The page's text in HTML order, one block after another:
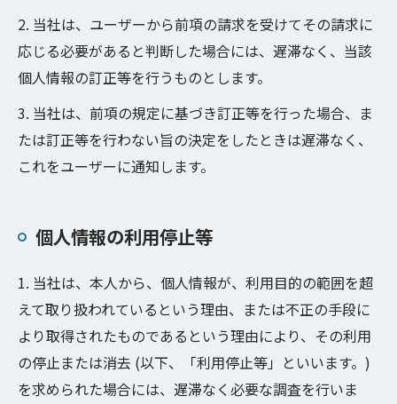
2. 当社は、ユーザーから前項の請求を受けてその請求に
応じる必要があると判断した場合には、遅滞なく、当該
個人情報の訂正等を行うものとします。
3. 当社は、前項の規定に基づき訂正等を行った場合、ま
たは訂正等を行わない旨の決定をしたときは遅滞なく、
これをユーザーに通知します。
個人情報の利用停止等
1. 当社は、本人から、個人情報が、利用目的の範囲を超
えて取り扱われているという理由、または不正の手段に
より取得されたものであるという理由により、その利用
の停止または消去 (以下、「利用停止等」といいます。)
を求められた場合には、遅滞なく必要な調査を行いま